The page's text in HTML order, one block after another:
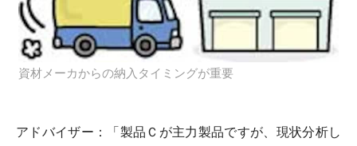
資材メーカからの納入タイミングが重要
アドバイザー：「製品Ｃが主力製品ですが、現状分析し